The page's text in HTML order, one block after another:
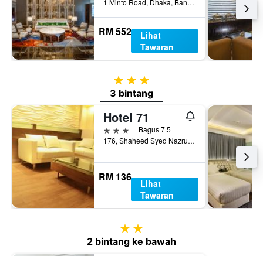
1 Minto Road, Dhaka, Bangladesh
RM 552
Lihat
Tawaran
3 bintang
3 bintang
Hotel 71
3 bintangBagus 7.5
176, Shaheed Syed Nazrul Islam Sarani, Dhaka, Bangladesh
RM 136
Lihat
Tawaran
2 bintang
2 bintang ke bawah